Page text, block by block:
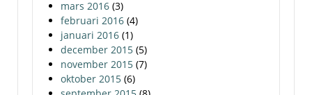
mars 2016 (3)
februari 2016 (4)
januari 2016 (1)
december 2015 (5)
november 2015 (7)
oktober 2015 (6)